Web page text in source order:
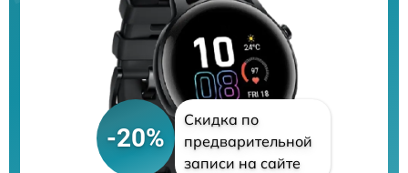
-20%
Скидка по
предварительной
записи на сайте